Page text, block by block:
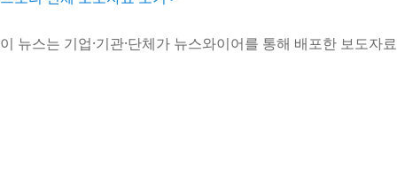
이 뉴스는 기업·기관·단체가 뉴스와이어를 통해 배포한 보도자